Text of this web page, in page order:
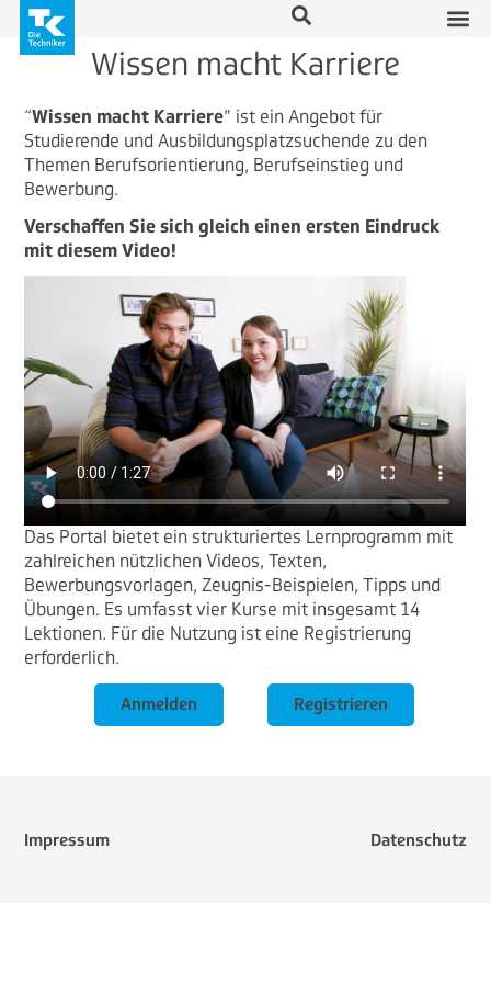
Wissen macht Karriere
“Wissen macht Karriere” ist ein Angebot für
Studierende und Ausbildungsplatzsuchende zu den
Themen Berufsorientierung, Berufseinstieg und
Bewerbung.
Verschaffen Sie sich gleich einen ersten Eindruck
mit diesem Video!
Das Portal bietet ein strukturiertes Lernprogramm mit
zahlreichen nützlichen Videos, Texten,
Bewerbungsvorlagen, Zeugnis-Beispielen, Tipps und
Übungen. Es umfasst vier Kurse mit insgesamt 14
Lektionen. Für die Nutzung ist eine Registrierung
erforderlich.
Anmelden Registrieren
Impressum Datenschutz